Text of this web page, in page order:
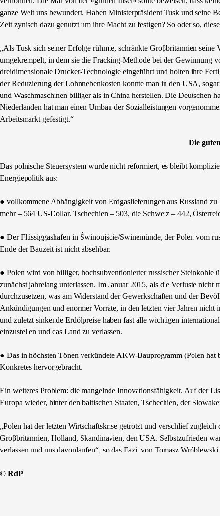
ganze Welt uns bewundert. Haben Ministerpräsident Tusk und seine
Zeit zynisch dazu genutzt um ihre Macht zu festigen? So oder so,
„Als Tusk sich seiner Erfolge rühmte, schränkte Groβbritannien
umgekrempelt, in dem sie die Fracking-Methode bei der Gewinnung
dreidimensionale Drucker-Technologie eingeführt und holten ihre
der Reduzierung der Lohnnebenkosten konnte man in den USA,
und Waschmaschinen billiger als in China herstellen. Die Deutschen
Niederlanden hat man einen Umbau der Sozialleistungen
Arbeitsmarkt gefestigt.“
Die
Das polnische Steuersystem wurde nicht reformiert, es bleibt
Energiepolitik aus:
● vollkommene Abhängigkeit von Erdgaslieferungen aus Russland
mehr – 564 US-Dollar. Tschechien – 503, die Schweiz – 442,
● Der Flüssiggashafen in Świnoujście/Swinemünde, der Polen vom
Ende der Bauzeit ist nicht absehbar.
● Polen wird von billiger, hochsubventionierter russischer Steinkohle
zunächst jahrelang unterlassen. Im Januar 2015, als die Verluste
durchzusetzen, was am Widerstand der Gewerkschaften und der
Ankündigungen und enormer Vorräte, in den letzten vier Jahren
und zuletzt sinkende Erdölpreise haben fast alle wichtigen
einzustellen und das Land zu verlassen.
● Das in höchsten Tönen verkündete AKW-Bauprogramm (Polen
Konkretes hervorgebracht.
Ein weiteres Problem: die mangelnde Innovationsfähigkeit. Auf der
Europa wieder, hinter den baltischen Staaten, Tschechien, der
„Polen hat der letzten Wirtschaftskrise getrotzt und verschlief
Groβbritannien, Holland, Skandinavien, den USA. Selbstzufrieden
verlassen und uns davonlaufen“, so das Fazit von Tomasz Wróblewski.
© RdP